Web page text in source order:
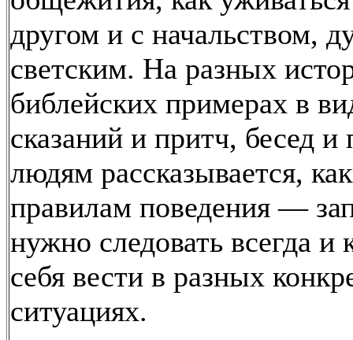
другом и с начальством,
светским. На разных
библейских примерах в
сказаний и притч, бесед и
людям рассказывается,
правилам поведения —
нужно следовать всегда и
себя вести в разных
ситуациях.